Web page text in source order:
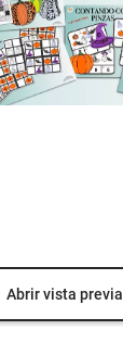
Abrir vista previa